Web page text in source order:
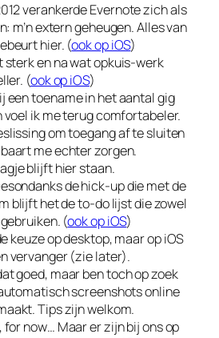
verankerde Evernote zich als
m’n extern geheugen. Alles van
hier. (ook op iOS)
sterk en na wat opkuis-werk
(ook op iOS)
een toename in het aantal gig
voel ik me terug comfortabeler.
om toegang af te sluiten
me echter zorgen.
blijft hier staan.
de hick-up die met de
blijft het de to-do lijst die zowel
(ook op iOS)
keuze op desktop, maar op iOS
vervanger (zie later).
goed, maar ben toch op zoek
screenshots online
Tips zijn welkom.
for now… Maar er zijn bij ons op